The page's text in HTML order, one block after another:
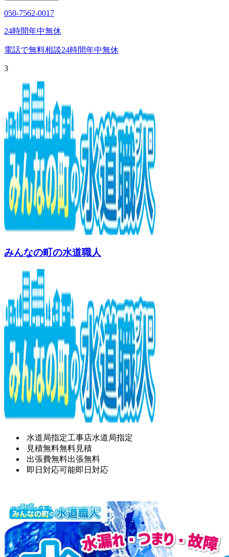
050-7562-0017
24時間年中無休
電話で無料相談24時間年中無休
3
みんなの町の水道職人
水道局指定工事店水道局指定
見積無料無料見積
出張費無料出張無料
即日対応可能即日対応